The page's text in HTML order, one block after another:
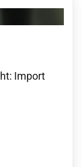
Import